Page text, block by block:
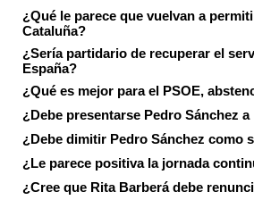
¿Qué le parece que vuelvan a
Cataluña?
¿Sería partidario de recuperar el
España?
¿Qué es mejor para el PSOE,
¿Debe presentarse Pedro Sánchez
¿Debe dimitir Pedro Sánchez como
¿Le parece positiva la jornada
¿Cree que Rita Barberá debe